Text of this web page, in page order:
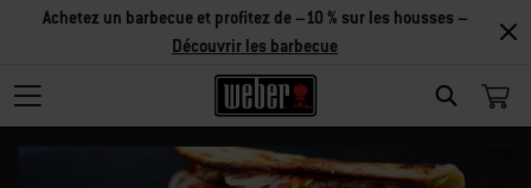
SEARCH
Achetez un barbecue et profitez de –10 % sur les housses –
Découvrir les barbecue